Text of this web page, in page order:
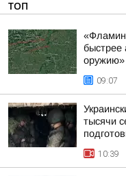
ТОП
быстрее
оружию»
09:07
тысячи
10:39